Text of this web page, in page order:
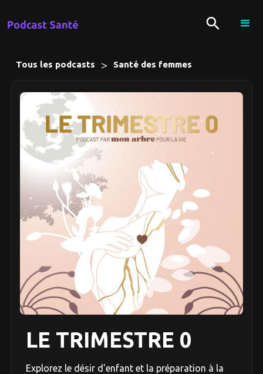
Tous les podcasts > Santé des femmes
LE TRIMESTRE 0
Explorez le désir d'enfant et la préparation à la